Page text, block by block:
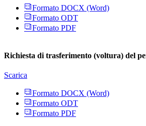
Formato DOCX (Word)
Formato ODT
Formato PDF
Richiesta di trasferimento (voltura) del
Scarica
Formato DOCX (Word)
Formato ODT
Formato PDF